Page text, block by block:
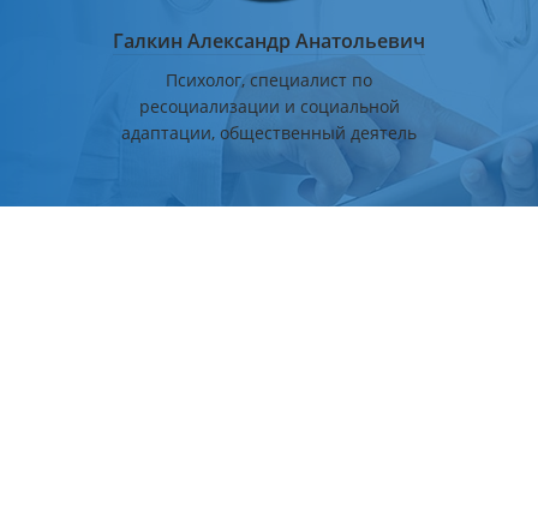
Галкин Александр Анатольевич
Психолог, специалист по
ресоциализации и социальной
адаптации, общественный деятель